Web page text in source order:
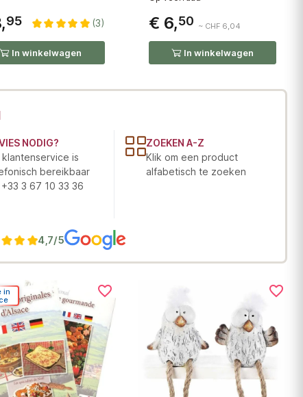
95 (3)
In winkelwagen
€ 6,50 ~ CHF 6,04
In winkelwagen
NODIG?
klantenservice is
bereikbaar
3 67 10 33 36
ZOEKEN A-Z
Klik om een product
alfabetisch te zoeken
4,7/5
in
favorite_border favorite_border